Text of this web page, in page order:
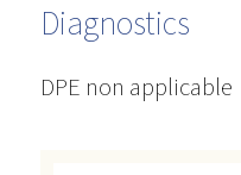
Diagnostics
DPE non applicable